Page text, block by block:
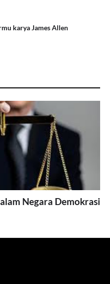
karya James Allen
Negara Demokrasi